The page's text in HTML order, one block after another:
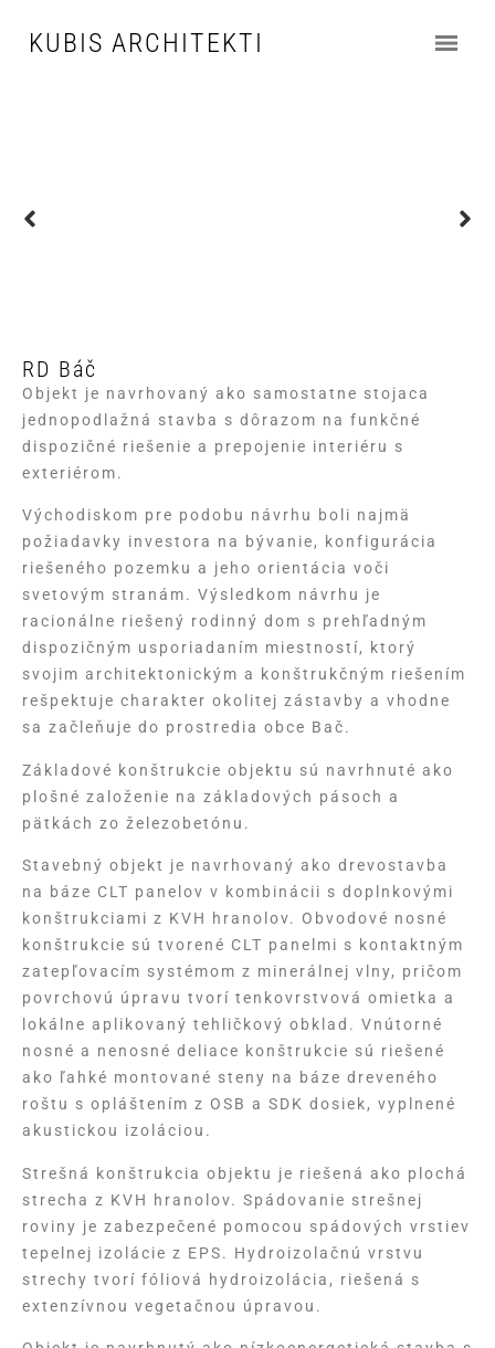
KUBIS ARCHITEKTI
RD Báč
Objekt je navrhovaný ako samostatne stojaca
jednopodlažná stavba s dôrazom na funkčné
dispozičné riešenie a prepojenie interiéru s
exteriérom.
Východiskom pre podobu návrhu boli najmä
požiadavky investora na bývanie, konfigurácia
riešeného pozemku a jeho orientácia voči
svetovým stranám. Výsledkom návrhu je
racionálne riešený rodinný dom s prehľadným
dispozičným usporiadaním miestností, ktorý
svojim architektonickým a konštrukčným riešením
rešpektuje charakter okolitej zástavby a vhodne
sa začleňuje do prostredia obce Bač.
Základové konštrukcie objektu sú navrhnuté ako
plošné založenie na základových pásoch a
pätkách zo železobetónu.
Stavebný objekt je navrhovaný ako drevostavba
na báze CLT panelov v kombinácii s doplnkovými
konštrukciami z KVH hranolov. Obvodové nosné
konštrukcie sú tvorené CLT panelmi s kontaktným
zatepľovacím systémom z minerálnej vlny, pričom
povrchovú úpravu tvorí tenkovrstvová omietka a
lokálne aplikovaný tehličkový obklad. Vnútorné
nosné a nenosné deliace konštrukcie sú riešené
ako ľahké montované steny na báze dreveného
roštu s opláštením z OSB a SDK dosiek, vyplnené
akustickou izoláciou.
Strešná konštrukcia objektu je riešená ako plochá
strecha z KVH hranolov. Spádovanie strešnej
roviny je zabezpečené pomocou spádových vrstiev
tepelnej izolácie z EPS. Hydroizolačnú vrstvu
strechy tvorí fóliová hydroizolácia, riešená s
extenzívnou vegetačnou úpravou.